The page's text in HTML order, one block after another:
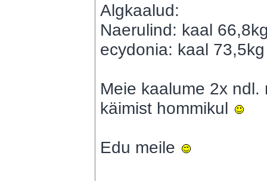
Algkaalud:
Naerulind: kaal
ecydonia: kaal
Meie kaalume 2x
käimist hommikul
Edu meile